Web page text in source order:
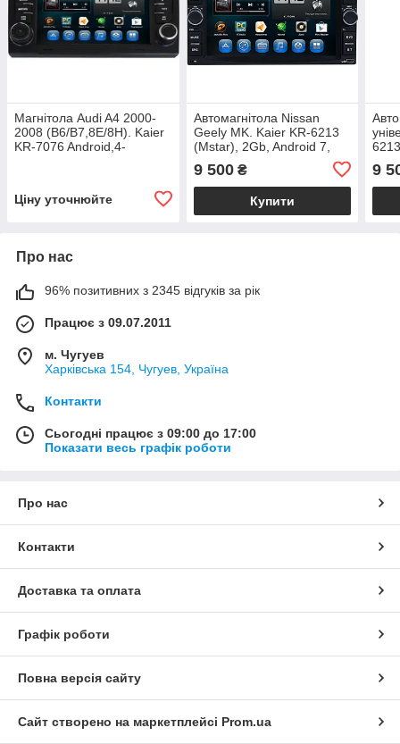
Магнітола Audi A4 2000-
2008 (B6/B7,8E/8H). Kaier
KR-7076 Android,4-
Ціну уточнюйте
Автомагнітола Nissan
Geely MK. Kaier KR-6213
(Mstar), 2Gb, Android 7,
9 500₴
Купити
9
Про нас
96% позитивних з 2345 відгуків за рік
Працює з 09.07.2011
м. Чугуев
Харківська 154, Чугуев, Україна
Контакти
Сьогодні працює з 09:00 до 17:00
Показати весь графік роботи
Про нас
Контакти
Доставка та оплата
Графік роботи
Повна версія сайту
Сайт створено на маркетплейсі Prom.ua